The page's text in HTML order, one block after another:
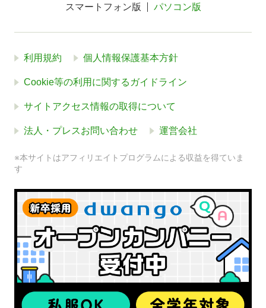
スマートフォン版 パソコン版
利用規約 個人情報保護基本方針
Cookie等の利用に関するガイドライン
サイトアクセス情報の取得について
法人・プレスお問い合わせ 運営会社
※本サイトはアフィリエイトプログラムによる収益を得ていま
す